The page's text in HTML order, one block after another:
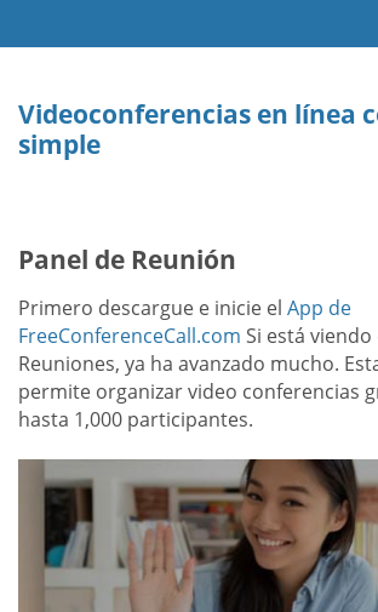
Videoconferencias en línea
simple
Panel de Reunión
Primero descargue e inicie el App de
FreeConferenceCall.com Si está viendo
Reuniones, ya ha avanzado mucho.
permite organizar video conferencias
hasta 1,000 participantes.